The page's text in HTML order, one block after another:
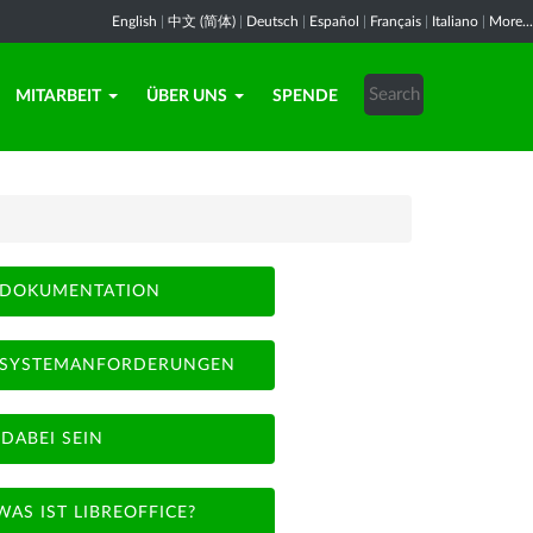
English 中文 (简体) Deutsch Español Français Italiano More...
MITARBEIT ÜBER UNS SPENDE
DOKUMENTATION
SYSTEMANFORDERUNGEN
DABEI SEIN
IST LIBREOFFICE?